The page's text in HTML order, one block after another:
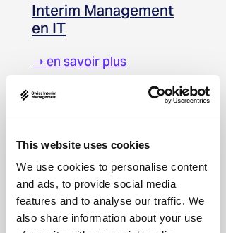
This website uses cookies
We use cookies to personalise content
and ads, to provide social media
features and to analyse our traffic. We
also share information about your use
Interim Management
en IT
➝ en savoir plus